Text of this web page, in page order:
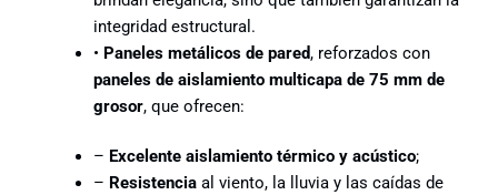
integridad estructural.
• Paneles metálicos de pared, reforzados con
paneles de aislamiento multicapa de 75 mm de
grosor, que ofrecen:
– Excelente aislamiento térmico y acústico;
– Resistenciaal viento, la lluvia y las caídas de